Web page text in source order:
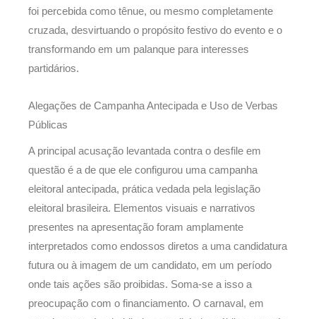
foi percebida como tênue, ou mesmo completamente
cruzada, desvirtuando o propósito festivo do evento e o
transformando em um palanque para interesses
partidários.
Alegações de Campanha Antecipada e Uso de Verbas
Públicas
A principal acusação levantada contra o desfile em
questão é a de que ele configurou uma campanha
eleitoral antecipada, prática vedada pela legislação
eleitoral brasileira. Elementos visuais e narrativos
presentes na apresentação foram amplamente
interpretados como endossos diretos a uma candidatura
futura ou à imagem de um candidato, em um período
onde tais ações são proibidas. Soma-se a isso a
preocupação com o financiamento. O carnaval, em